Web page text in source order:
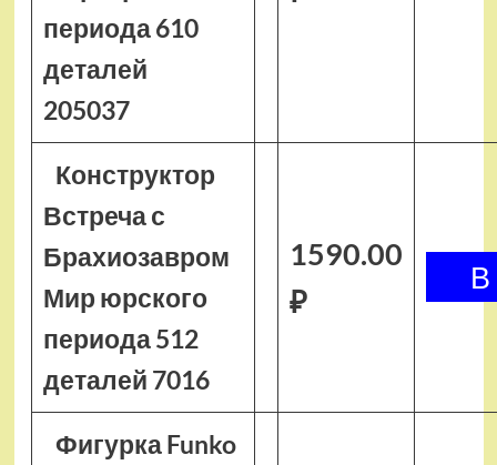
периода 610
деталей
205037
Конструктор
Встреча с
Брахиозавром
Мир юрского
периода 512
деталей 7016
1590.00
₽
Фигурка Funko